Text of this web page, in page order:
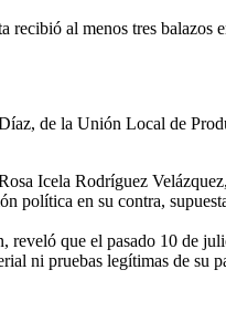
al menos tres
de la Unión Local de
Icela Rodríguez
política en su contra,
que el pasado 10 de
ni pruebas legítimas de su